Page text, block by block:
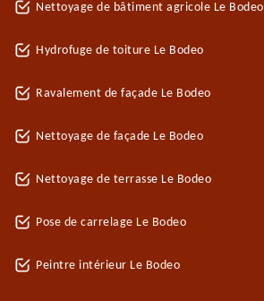
Nettoyage de bâtiment agricole Le Bodeo
Hydrofuge de toiture Le Bodeo
Ravalement de façade Le Bodeo
Nettoyage de façade Le Bodeo
Nettoyage de terrasse Le Bodeo
Pose de carrelage Le Bodeo
Peintre intérieur Le Bodeo